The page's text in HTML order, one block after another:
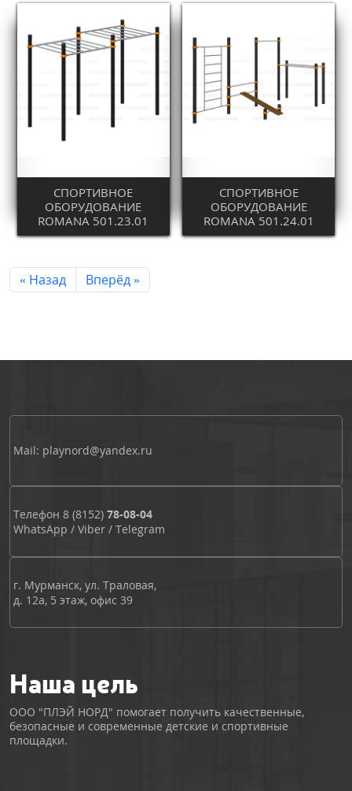
СПОРТИВНОЕ
ОБОРУДОВАНИЕ
ROMANA 501.23.01
СПОРТИВНОЕ
ОБОРУДОВАНИЕ
ROMANA 501.24.01
« Назад Вперёд »
Mail: playnord@yandex.ru
Телефон 8 (8152) 78-08-04
WhatsApp / Viber / Telegram
г. Мурманск, ул. Траловая,
д. 12а, 5 этаж, офис 39
Наша цель
ООО "ПЛЭЙ НОРД" помогает получить качественные,
безопасные и современные детские и спортивные
площадки.